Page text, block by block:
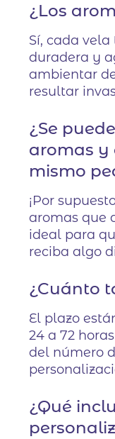
¿Los
Sí, cada
duradera y
ambientar
resultar
¿Se
aromas y
mismo
¡Por
aromas que
ideal para
reciba algo
¿Cuánto
El plazo
24 a 72
del número
¿Qué